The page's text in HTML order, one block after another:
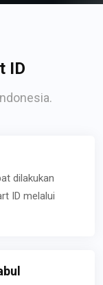
ID
dilakukan
ID melalui